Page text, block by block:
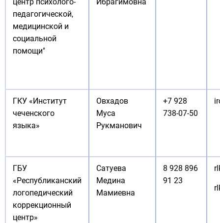
педагогической,
медицинской и
социальной
помощи"
ГКУ «Институт
чеченского
языка»
Овхадов
Муса
Рукманович
+7 928
738-07-50
ГБУ
«Республиканский
логопедический
коррекционный
центр»
Сатуева
Медина
Мамиевна
8 928 896
91 23